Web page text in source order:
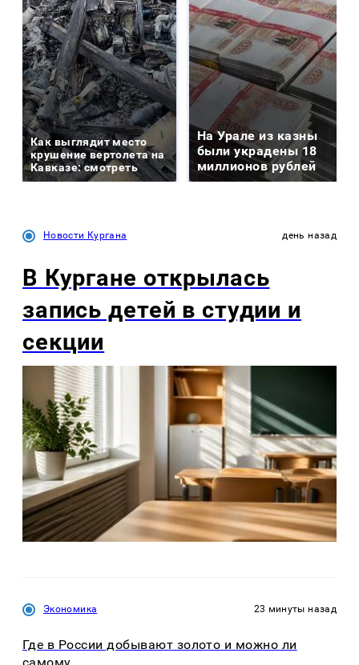
Как выглядит место
крушение вертолета на
Кавказе: смотреть
На Урале из казны
были украдены 18
миллионов рублей
Новости Кургана день назад
В Кургане открылась
запись детей в студии и
секции
Экономика 23 минуты назад
Где в России добывают золото и можно ли